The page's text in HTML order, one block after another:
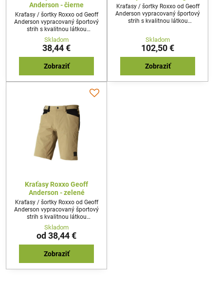
Anderson - čierne
Kraťasy / šortky Roxxo od Geoff
Anderson vypracovaný športový
strih s kvalitnou látkou
predurčuje nohavice nielen ku
každodennému noseniu ale aj na
rybolov, turistiku alebo outdoor
aktivity.
Skladom
38,44 €
Zobraziť
Kraťasy / šortky Roxxo od Geoff
Anderson vypracovaný športový
strih s kvalitnou látkou
rybolov, turistiku alebo outdoor
aktivity.
Skladom
102,50 €
Zobraziť
Kraťasy Roxxo Geoff
Anderson - zelené
Kraťasy / šortky Roxxo od Geoff
Anderson vypracovaný športový
strih s kvalitnou látkou
predurčuje nohavice nielen ku
každodennému noseniu ale aj na
rybolov, turistiku alebo outdoor
aktivity.
Skladom
od 38,44 €
Zobraziť